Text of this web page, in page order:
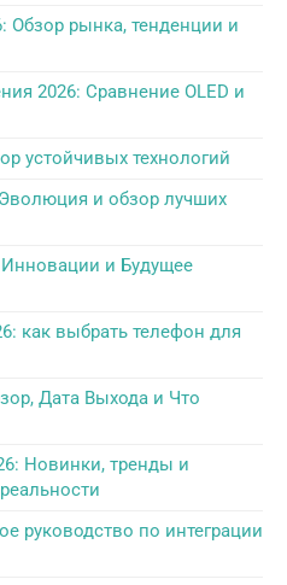
Обзор рынка, тенденции и
2026: Сравнение OLED и
устойчивых технологий
и обзор лучших
и Будущее
как выбрать телефон для
Дата Выхода и Что
Новинки, тренды и
руководство по интеграции